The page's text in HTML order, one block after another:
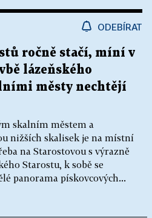
ODEBÍRAT
ročně stačí, míní v
lázeňského
městy nechtějí
skalním městem a
nižších skalisek je na místní
na Starostovou s výrazně
Starostu, k sobě se
panorama pískovcových...